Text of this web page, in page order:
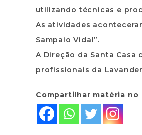
utilizando técnicas e
As atividades
Sampaio Vidal”.
A Direção da Santa
profissionais da
Compartilhar matéria no